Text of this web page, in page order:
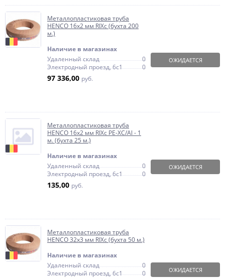
Металлопластиковая труба
HENCO 16х2 мм RIXc (бухта 200
м.)
Наличие в магазинах
Удаленный склад
0
Электродный проезд, 6с1
0
97 336,00 руб.
ОЖИДАЕТСЯ
Металлопластиковая труба
HENCO 16х2 мм RIXc PE-XC/Al - 1
м. (бухта 25 м.)
Наличие в магазинах
Удаленный склад
0
Электродный проезд, 6с1
0
135,00 руб.
ОЖИДАЕТСЯ
Металлопластиковая труба
HENCO 32х3 мм RIXc (бухта 50 м.)
Наличие в магазинах
Удаленный склад
0
Электродный проезд, 6с1
0 ОЖИДАЕТСЯ